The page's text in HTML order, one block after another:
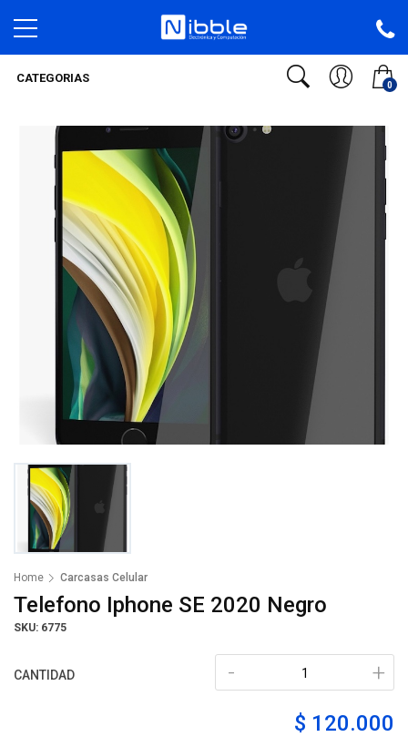
0
CATEGORIAS
Home Carcasas Celular
Telefono Iphone SE 2020 Negro
SKU: 6775
CANTIDAD +
-
$ 120.000